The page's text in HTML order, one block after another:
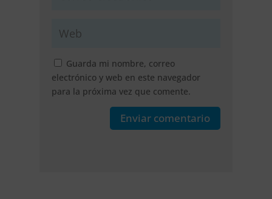
Guarda mi nombre, correo
electrónico y web en este navegador
para la próxima vez que comente.
Enviar comentario